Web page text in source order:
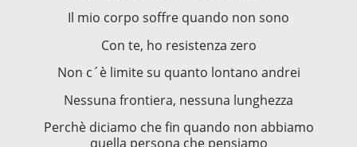
Il mio corpo soffre quando non sono
Con te, ho resistenza zero
Non c´è limite su quanto lontano andrei
Nessuna frontiera, nessuna lunghezza
Perchè diciamo che fin quando non abbiamo
quella persona che pensiamo